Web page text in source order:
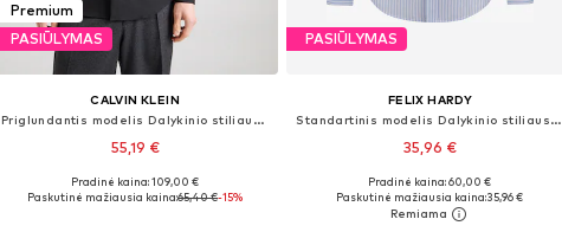
Premium
PASIŪLYMAS
CALVIN KLEIN
Priglundantis modelis Dalykinio stiliaus marškiniai
55,19 €
Yra daugybė dydžių
Pradinė kaina: 109,00 €
Paskutinė mažiausia kaina:65,40 €-15%
PASIŪLYMAS
FELIX HARDY
Standartinis modelis Dalykinio stiliaus marškiniai
35,96 €
Yra daugybė dydžių
Į krepšelį
Pradinė kaina: 60,00 €
Paskutinė mažiausia kaina:35,96 €